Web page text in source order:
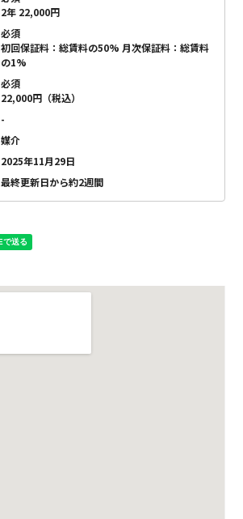
2年 22,000円
必須
初回保証料：総賃料の50% 月次保証料：総賃料
の1%
必須
22,000円（税込）
-
媒介
2025年11月29日
最終更新日から約2週間